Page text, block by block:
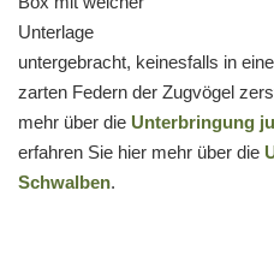
Unterlage
untergebracht, keinesfalls in
zarten Federn der Zugvögel
mehr über die Unterbringung
erfahren Sie hier mehr über die
Schwalben.